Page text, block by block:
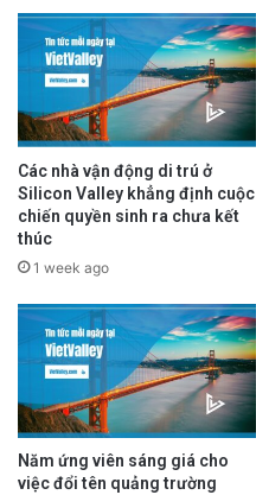
Các nhà vận động di trú ở
Silicon Valley khẳng định cuộc
chiến quyền sinh ra chưa kết
thúc
1 week ago
Năm ứng viên sáng giá cho
việc đổi tên quảng trường